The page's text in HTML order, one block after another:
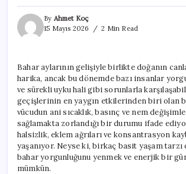
By Ahmet Koç
15 Mayıs 2026
2 Min Read
Bahar aylarının gelişiyle birlikte doğanın
harika, ancak bu dönemde bazı insanlar
ve sürekli uyku hali gibi sorunlarla
geçişlerinin en yaygın etkilerinden biri olan
vücudun ani sıcaklık, basınç ve nem
sağlamakta zorlandığı bir durumu ifade
halsizlik, eklem ağrıları ve konsantrasyon
yaşanıyor. Neyse ki, birkaç basit yaşam
bahar yorgunluğunu yenmek ve enerjik bir
mümkün.